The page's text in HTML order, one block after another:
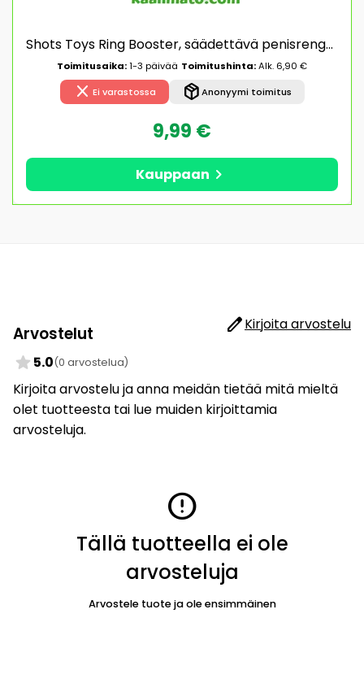
Shots Toys Ring Booster, säädettävä penisrengas, silikoni, sopii kaikenkokoisille peniksille
Toimitusaika:1-3 päivää Toimitushinta:Alk. 6,90 €
close Ei varastossa package_2Anonyymi toimitus
9,99 €
Kauppaan chevron_right
Arvostelut editKirjoita arvostelu
star 5.0(0 arvostelua)
Kirjoita arvostelu ja anna meidän tietää mitä mieltä
olet tuotteesta tai lue muiden kirjoittamia
arvosteluja.
error
Tällä tuotteella ei ole
arvosteluja
Arvostele tuote ja ole ensimmäinen